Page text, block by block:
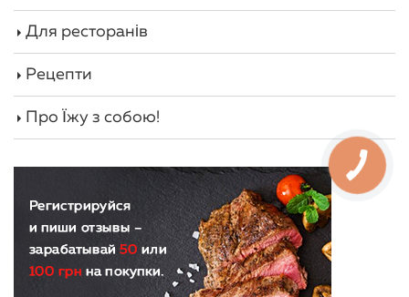
Для ресторанів
Рецепти
Про Їжу з собою!